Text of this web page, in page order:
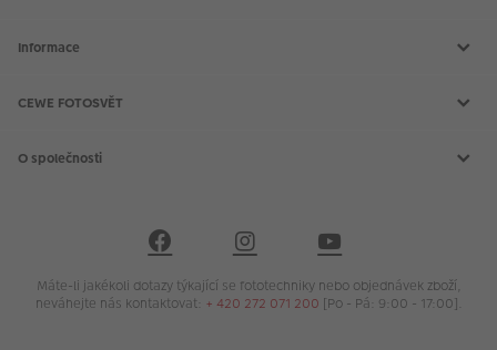
Slovník fotografických pojmů
Informace
Doprava a platba
Nákup na splátky
PROHLÁŠENÍ O PŘÍSTUPNOSTI
CEWE FOTOSVĚT
CEWE fotokalendáře
CEWE fotoobrazy
Inspirace
O společnosti
Podporujeme a pomáháme
Ochrana osobních údajů
Ochrana osobních údajů - marketingové akce
Compliance
Máte-li jakékoli dotazy týkající se fototechniky nebo objednávek zboží,
neváhejte nás kontaktovat: + 420 272 071 200 [Po - Pá: 9:00 - 17:00].